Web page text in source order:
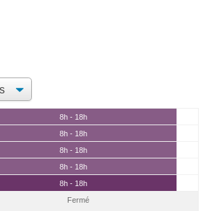
8h - 18h
8h - 18h
8h - 18h
8h - 18h
8h - 18h
Fermé